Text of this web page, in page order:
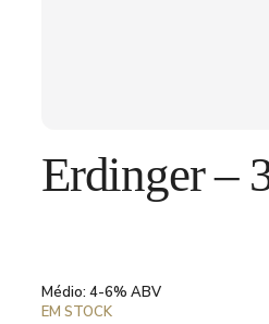
Erdinger –
Médio: 4-6% ABV
EM STOCK